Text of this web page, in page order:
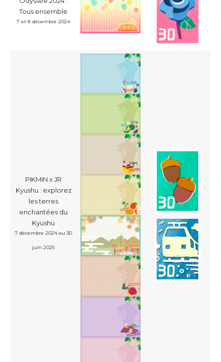
Tous ensemble
7 et 8 décembre 2024
PIKMIN x JR
Kyushu : explorez
les terres
enchantées du
Kyushu
7 décembre 2024 au 30
juin 2025